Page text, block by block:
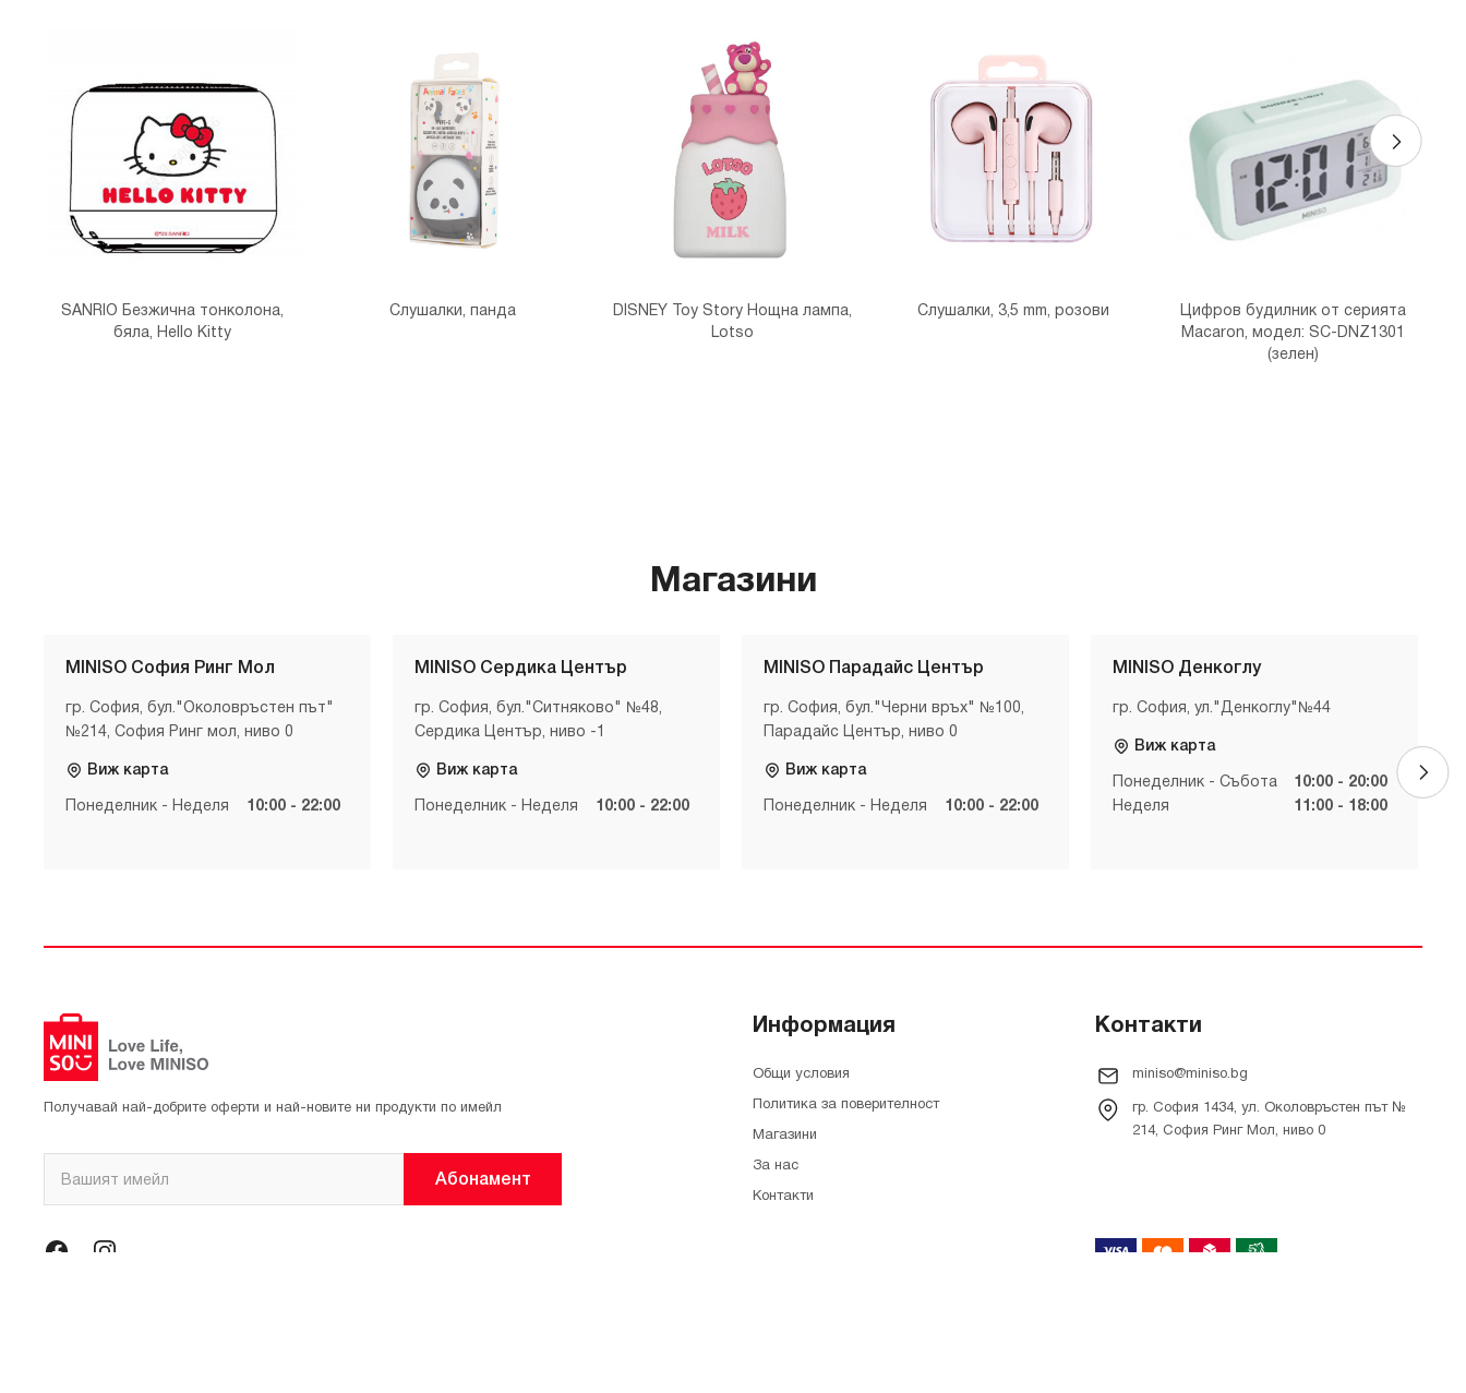
SANRIO Безжична тонколона,
бяла, Hello Kitty
Слушалки, панда
DISNEY Toy Story Нощна лампа,
Lotso
Слушалки, 3,5 mm, розови
Цифров будилник от серията
Macaron, модел: SC-DNZ1301
(зелен)
Магазини
MINISO София Ринг Мол
гр. София, бул."Околовръстен път"
№214, София Ринг мол, ниво 0
Виж карта
Понеделник - Неделя 10:00 - 22:00
MINISO Сердика Център
гр. София, бул."Ситняково" №48,
Сердика Център, ниво -1
Виж карта
Понеделник - Неделя 10:00 - 22:00
MINISO Парадайс Център
гр. София, бул."Черни връх" №100,
Парадайс Център, ниво 0
Виж карта
Понеделник - Неделя 10:00 - 22:00
MINISO Денкоглу
гр. София, ул."Денкоглу"№44
Виж карта
Понеделник - Събота
10:00 - 20:00
Неделя
11:00 - 18:00
Получавай най-добрите оферти и най-новите ни продукти по имейл
Абонамент
Информация
Общи условия
Политика за поверителност
Магазини
За нас
Контакти
Контакти
miniso@miniso.bg
гр. София 1434, ул. Околовръстен път №
214, София Ринг Мол, ниво 0